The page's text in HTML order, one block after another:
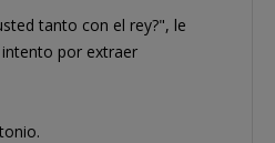
tanto con el rey?", le
por extraer